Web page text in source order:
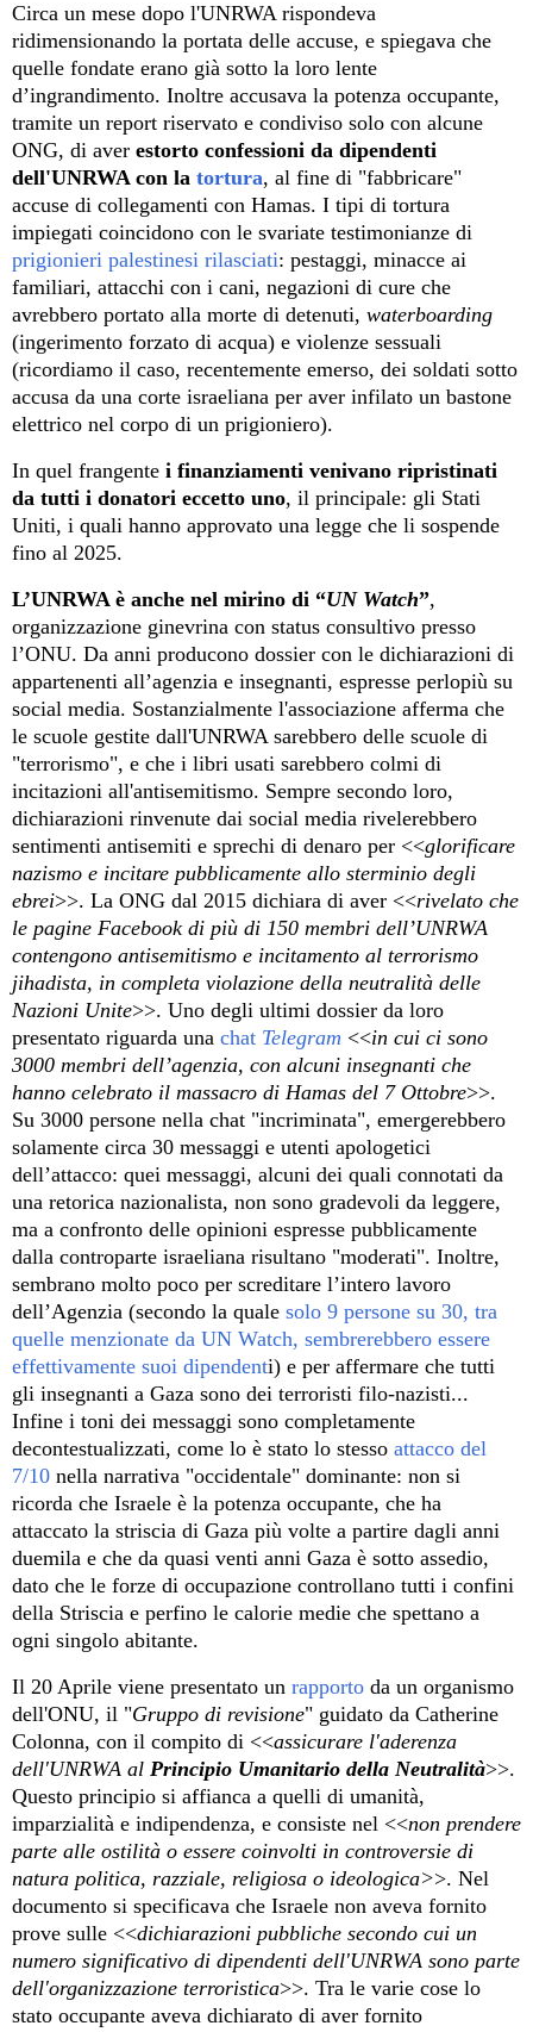
Circa un mese dopo l'UNRWA rispondeva
ridimensionando la portata delle accuse, e spiegava che
quelle fondate erano già sotto la loro lente
d’ingrandimento. Inoltre accusava la potenza occupante,
tramite un report riservato e condiviso solo con alcune
ONG, di aver estorto confessioni da dipendenti
dell'UNRWA con la tortura, al fine di "fabbricare"
accuse di collegamenti con Hamas. I tipi di tortura
impiegati coincidono con le svariate testimonianze di
prigionieri palestinesi rilasciati: pestaggi, minacce ai
familiari, attacchi con i cani, negazioni di cure che
avrebbero portato alla morte di detenuti, waterboarding
(ingerimento forzato di acqua) e violenze sessuali
(ricordiamo il caso, recentemente emerso, dei soldati sotto
accusa da una corte israeliana per aver infilato un bastone
elettrico nel corpo di un prigioniero).
In quel frangente i finanziamenti venivano ripristinati
da tutti i donatori eccetto uno, il principale: gli Stati
Uniti, i quali hanno approvato una legge che li sospende
fino al 2025.
L’UNRWA è anche nel mirino di “UN Watch”,
organizzazione ginevrina con status consultivo presso
l’ONU. Da anni producono dossier con le dichiarazioni di
appartenenti all’agenzia e insegnanti, espresse perlopiù su
social media. Sostanzialmente l'associazione afferma che
le scuole gestite dall'UNRWA sarebbero delle scuole di
"terrorismo", e che i libri usati sarebbero colmi di
incitazioni all'antisemitismo. Sempre secondo loro,
dichiarazioni rinvenute dai social media rivelerebbero
sentimenti antisemiti e sprechi di denaro per <<glorificare
nazismo e incitare pubblicamente allo sterminio degli
ebrei>>. La ONG dal 2015 dichiara di aver <<rivelato che
le pagine Facebook di più di 150 membri dell’UNRWA
contengono antisemitismo e incitamento al terrorismo
jihadista, in completa violazione della neutralità delle
Nazioni Unite>>. Uno degli ultimi dossier da loro
presentato riguarda una chat Telegram <<in cui ci sono
3000 membri dell’agenzia, con alcuni insegnanti che
hanno celebrato il massacro di Hamas del 7 Ottobre>>.
Su 3000 persone nella chat "incriminata", emergerebbero
solamente circa 30 messaggi e utenti apologetici
dell’attacco: quei messaggi, alcuni dei quali connotati da
una retorica nazionalista, non sono gradevoli da leggere,
ma a confronto delle opinioni espresse pubblicamente
dalla controparte israeliana risultano "moderati". Inoltre,
sembrano molto poco per screditare l’intero lavoro
dell’Agenzia (secondo la quale solo 9 persone su 30, tra
quelle menzionate da UN Watch, sembrerebbero essere
effettivamente suoi dipendenti) e per affermare che tutti
gli insegnanti a Gaza sono dei terroristi filo-nazisti...
Infine i toni dei messaggi sono completamente
decontestualizzati, come lo è stato lo stesso attacco del
7/10 nella narrativa "occidentale" dominante: non si
ricorda che Israele è la potenza occupante, che ha
attaccato la striscia di Gaza più volte a partire dagli anni
duemila e che da quasi venti anni Gaza è sotto assedio,
dato che le forze di occupazione controllano tutti i confini
della Striscia e perfino le calorie medie che spettano a
ogni singolo abitante.
Il 20 Aprile viene presentato un rapporto da un organismo
dell'ONU, il "Gruppo di revisione" guidato da Catherine
Colonna, con il compito di <<assicurare l'aderenza
dell'UNRWA al Principio Umanitario della Neutralità>>.
Questo principio si affianca a quelli di umanità,
imparzialità e indipendenza, e consiste nel <<non prendere
parte alle ostilità o essere coinvolti in controversie di
natura politica, razziale, religiosa o ideologica>>. Nel
documento si specificava che Israele non aveva fornito
prove sulle <<dichiarazioni pubbliche secondo cui un
numero significativo di dipendenti dell'UNRWA sono parte
dell'organizzazione terroristica>>. Tra le varie cose lo
stato occupante aveva dichiarato di aver fornito